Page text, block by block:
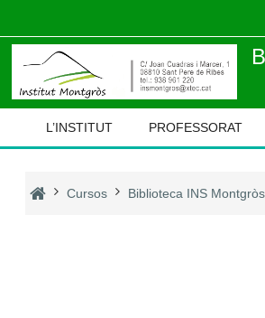
L’INSTITUT PROFESSORAT
Cursos Biblioteca INS Montgròs